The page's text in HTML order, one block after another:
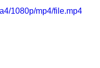
1080p/mp4/file.mp4